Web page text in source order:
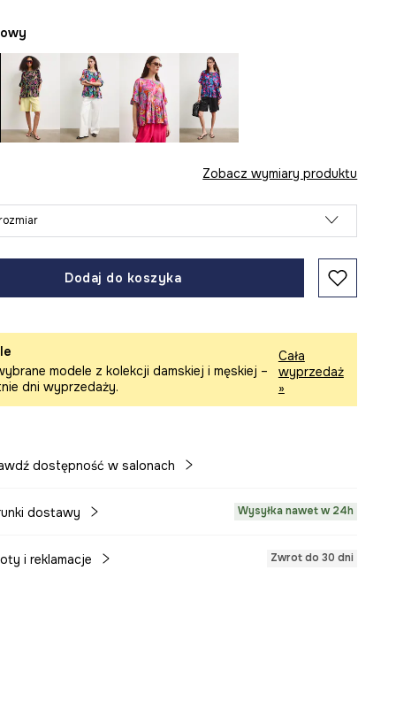
Zobacz wymiary produktu
Dodaj do koszyka
modele z kolekcji damskiej i męskiej –
dni wyprzedaży.
Cała
wyprzedaż
»
dostępność w salonach
dostawy Wysyłka nawet w 24h
i reklamacje Zwrot do 30 dni